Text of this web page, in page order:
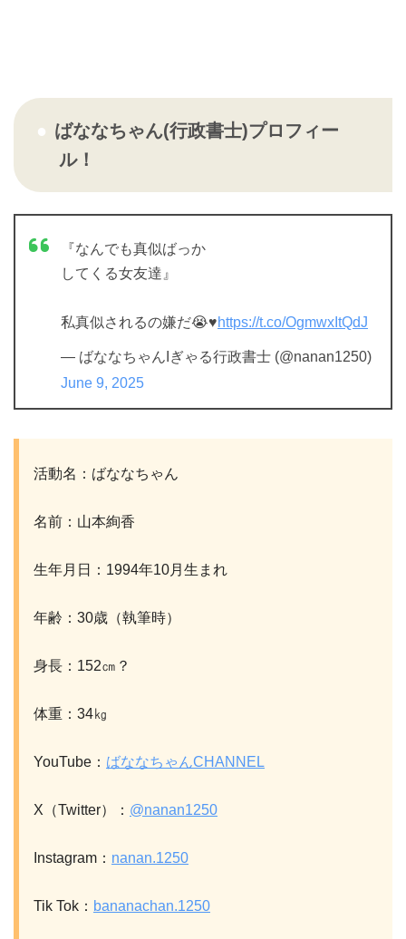
ばななちゃん(行政書士)プロフィー
ル！
『なんでも真似ばっか
してくる女友達』
私真似されるの嫌だ😭♥️https://t.co/OgmwxItQdJ
— ばななちゃんIぎゃる行政書士 (@nanan1250)
June 9, 2025
活動名：ばななちゃん
名前：山本絢香
生年月日：1994年10月生まれ
年齢：30歳（執筆時）
身長：152㎝？
体重：34㎏
YouTube： ばななちゃんCHANNEL
X（Twitter）： @nanan1250
Instagram： nanan.1250
Tik Tok： bananachan.1250